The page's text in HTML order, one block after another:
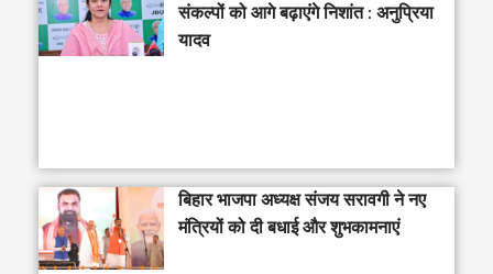
संकल्पों को आगे बढ़ाएंगे निशांत : अनुप्रिया
यादव
बिहार भाजपा अध्यक्ष संजय सरावगी ने नए
मंत्रियों को दी बधाई और शुभकामनाएं